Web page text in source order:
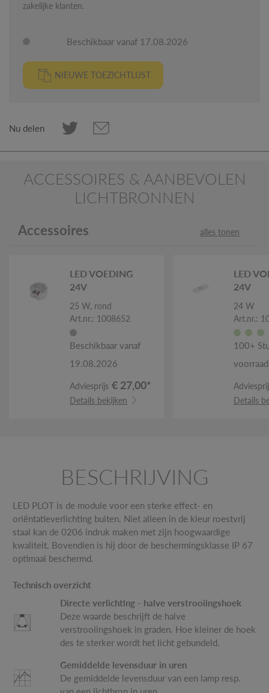
zakelijke klanten.
Beschikbaar vanaf 17.08.2026
NIEUWE TOEZICHTLIJST
Nu delen
ACCESSOIRES & AANBEVOLEN
LICHTBRONNEN
Accessoires alles tonen
LED VOEDING
24V
25 W, rond
Art.nr.: 1008652
Beschikbaar vanaf
19.08.2026
Adviesprijs € 27,00*
Details bekijken
LED
24V
24 W
Art.nr.:
100+
voorraad
Details
BESCHRIJVING
LED PLOT is de module voor een sterke effect- en
oriëntatieverlichting buiten. Niet alleen in de kleur roestvrij
staal kan de 0206 indruk maken met zijn hoogwaardige
kwaliteit. Bovendien is hij door de beschermingsklasse IP 67
optimaal beschermd.
Technisch overzicht
Directe verlichting - halve verstrooiingshoek
Deze waarde beschrijft de halve
verstrooiingshoek in graden. Hoe kleiner de hoek
des te sterker wordt het licht gebundeld.
Gemiddelde levensduur in uren
De gemiddelde levensduur van een lamp resp.